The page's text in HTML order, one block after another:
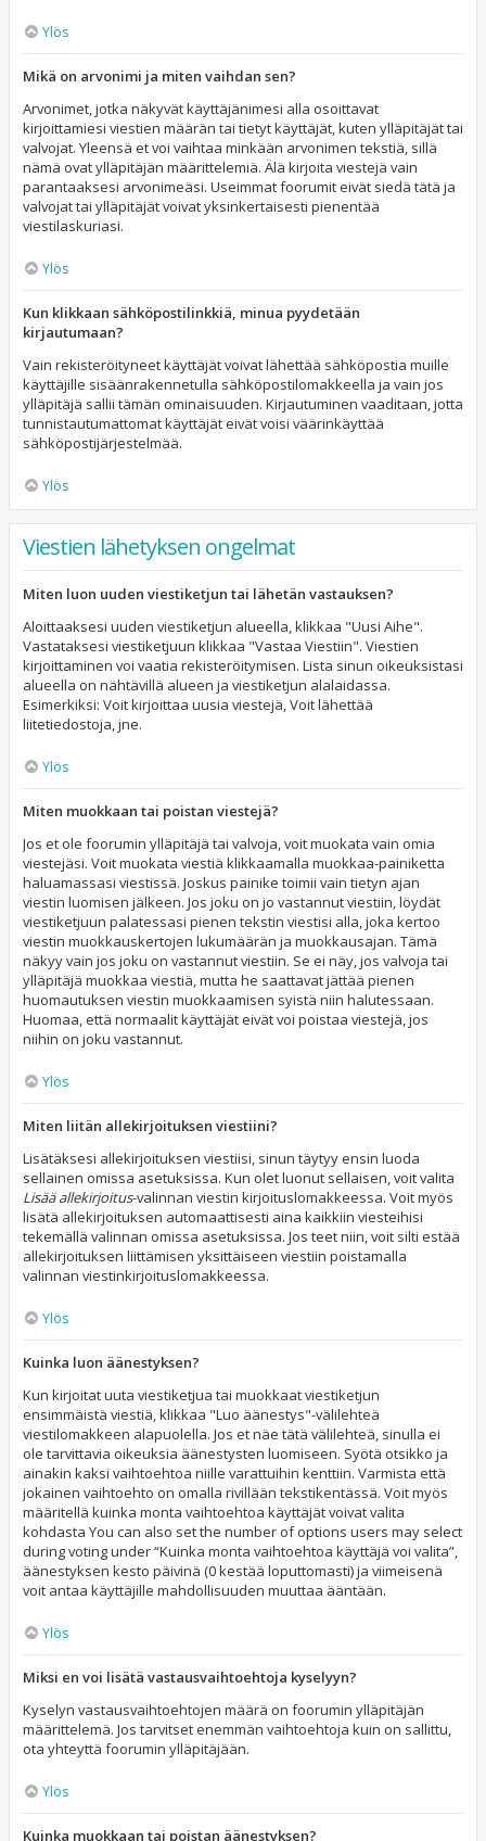
Ylös
Mikä on arvonimi ja miten vaihdan sen?
Arvonimet, jotka näkyvät käyttäjänimesi alla osoittavat
kirjoittamiesi viestien määrän tai tietyt käyttäjät, kuten ylläpitäjät tai
valvojat. Yleensä et voi vaihtaa minkään arvonimen tekstiä, sillä
nämä ovat ylläpitäjän määrittelemiä. Älä kirjoita viestejä vain
parantaaksesi arvonimeäsi. Useimmat foorumit eivät siedä tätä ja
valvojat tai ylläpitäjät voivat yksinkertaisesti pienentää
viestilaskuriasi.
Ylös
Kun klikkaan sähköpostilinkkiä, minua pyydetään
kirjautumaan?
Vain rekisteröityneet käyttäjät voivat lähettää sähköpostia muille
käyttäjille sisäänrakennetulla sähköpostilomakkeella ja vain jos
ylläpitäjä sallii tämän ominaisuuden. Kirjautuminen vaaditaan, jotta
tunnistautumattomat käyttäjät eivät voisi väärinkäyttää
sähköpostijärjestelmää.
Ylös
Viestien lähetyksen ongelmat
Miten luon uuden viestiketjun tai lähetän vastauksen?
Aloittaaksesi uuden viestiketjun alueella, klikkaa "Uusi Aihe".
Vastataksesi viestiketjuun klikkaa "Vastaa Viestiin". Viestien
kirjoittaminen voi vaatia rekisteröitymisen. Lista sinun oikeuksistasi
alueella on nähtävillä alueen ja viestiketjun alalaidassa.
Esimerkiksi: Voit kirjoittaa uusia viestejä, Voit lähettää
liitetiedostoja, jne.
Ylös
Miten muokkaan tai poistan viestejä?
Jos et ole foorumin ylläpitäjä tai valvoja, voit muokata vain omia
viestejäsi. Voit muokata viestiä klikkaamalla muokkaa-painiketta
haluamassasi viestissä. Joskus painike toimii vain tietyn ajan
viestin luomisen jälkeen. Jos joku on jo vastannut viestiin, löydät
viestiketjuun palatessasi pienen tekstin viestisi alla, joka kertoo
viestin muokkauskertojen lukumäärän ja muokkausajan. Tämä
näkyy vain jos joku on vastannut viestiin. Se ei näy, jos valvoja tai
ylläpitäjä muokkaa viestiä, mutta he saattavat jättää pienen
huomautuksen viestin muokkaamisen syistä niin halutessaan.
Huomaa, että normaalit käyttäjät eivät voi poistaa viestejä, jos
niihin on joku vastannut.
Ylös
Miten liitän allekirjoituksen viestiini?
Lisätäksesi allekirjoituksen viestiisi, sinun täytyy ensin luoda
sellainen omissa asetuksissa. Kun olet luonut sellaisen, voit valita
Lisää allekirjoitus-valinnan viestin kirjoituslomakkeessa. Voit myös
lisätä allekirjoituksen automaattisesti aina kaikkiin viesteihisi
tekemällä valinnan omissa asetuksissa. Jos teet niin, voit silti estää
allekirjoituksen liittämisen yksittäiseen viestiin poistamalla
valinnan viestinkirjoituslomakkeessa.
Ylös
Kuinka luon äänestyksen?
Kun kirjoitat uuta viestiketjua tai muokkaat viestiketjun
ensimmäistä viestiä, klikkaa "Luo äänestys"-välilehteä
viestilomakkeen alapuolella. Jos et näe tätä välilehteä, sinulla ei
ole tarvittavia oikeuksia äänestysten luomiseen. Syötä otsikko ja
ainakin kaksi vaihtoehtoa niille varattuihin kenttiin. Varmista että
jokainen vaihtoehto on omalla rivillään tekstikentässä. Voit myös
määritellä kuinka monta vaihtoehtoa käyttäjät voivat valita
kohdasta You can also set the number of options users may select
during voting under “Kuinka monta vaihtoehtoa käyttäjä voi valita”,
äänestyksen kesto päivinä (0 kestää loputtomasti) ja viimeisenä
voit antaa käyttäjille mahdollisuuden muuttaa ääntään.
Ylös
Miksi en voi lisätä vastausvaihtoehtoja kyselyyn?
Kyselyn vastausvaihtoehtojen määrä on foorumin ylläpitäjän
määrittelemä. Jos tarvitset enemmän vaihtoehtoja kuin on sallittu,
ota yhteyttä foorumin ylläpitäjään.
Ylös
Kuinka muokkaan tai poistan äänestyksen?